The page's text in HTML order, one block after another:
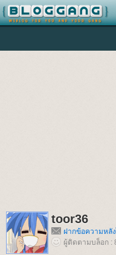
toor36
ฝากข้อความหลั
ผู้ติดตามบล็อก :